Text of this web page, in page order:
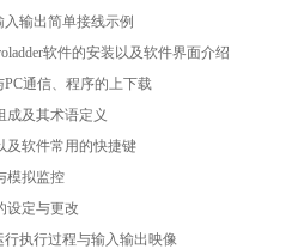
入输出简单接线示例
软件的安装以及软件界面介绍
PC通信、程序的上下载
成及其术语定义
及软件常用的快捷键
模拟监控
设定与更改
行执行过程与输入输出映像